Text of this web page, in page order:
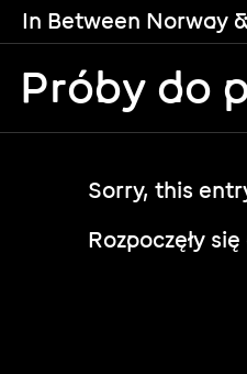
In Between Norway
Próby do
Sorry, this
Rozpoczęły